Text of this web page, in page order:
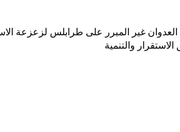
العدوان غير المبرر على طرابلس لزعزعة